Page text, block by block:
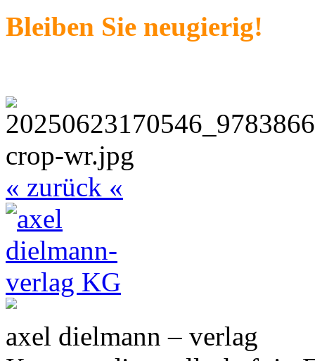
Bleiben Sie neugierig!
« zurück «
axel dielmann – verlag